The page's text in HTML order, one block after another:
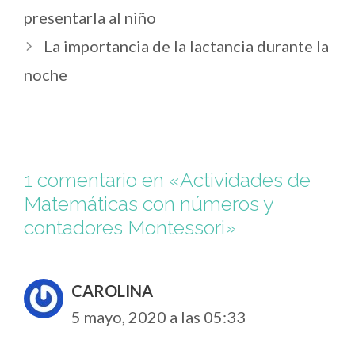
presentarla al niño
La importancia de la lactancia durante la
noche
1 comentario en «Actividades de
Matemáticas con números y
contadores Montessori»
CAROLINA
5 mayo, 2020 a las 05:33